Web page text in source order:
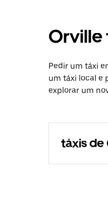
Orville
Pedir um táxi
um táxi local e
explorar um
táxis de